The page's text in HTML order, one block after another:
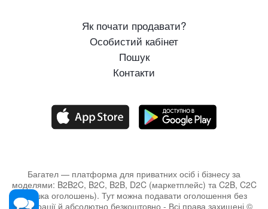
Як почати продавати?
Особистий кабінет
Пошук
Контакти
Багател — платформа для приватних осіб і бізнесу за
моделями: B2B2C, B2C, B2B, D2C (маркетплейс) та C2B, C2C
(дошка оголошень). Тут можна подавати оголошення без
реєстрації й абсолютно безкоштовно - Всі права захищені ©